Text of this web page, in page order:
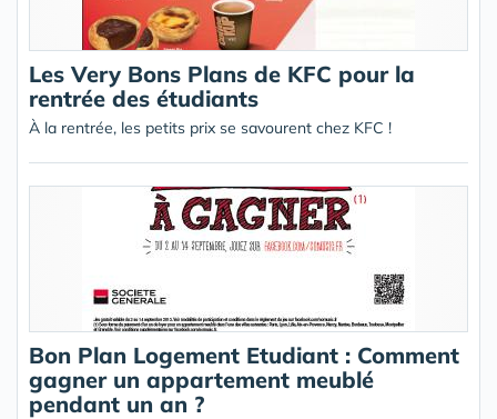
Les Very Bons Plans de KFC pour la
rentrée des étudiants
À la rentrée, les petits prix se savourent chez KFC !
Bon Plan Logement Etudiant : Comment
gagner un appartement meublé
pendant un an ?